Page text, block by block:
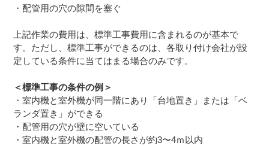
・配管用の穴の隙間を塞ぐ
上記作業の費用は、標準工事費用に含まれるのが基本で
す。ただし、標準工事ができるのは、各取り付け会社が設
定している条件に当てはまる場合のみです。
＜標準工事の条件の例＞
・室内機と室外機が同一階にあり「台地置き」または「ベ
ランダ置き」ができる
・配管用の穴が壁に空いている
・室内機と室外機の配管の長さが約3〜4ｍ以内